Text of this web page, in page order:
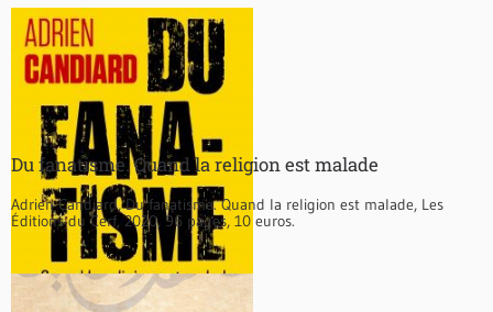
Du fanatisme. Quand la religion est malade
Adrien Candiard, Du fanatisme. Quand la religion est malade, Les
Éditions du Cerf, 2020, 96 pages, 10 euros.